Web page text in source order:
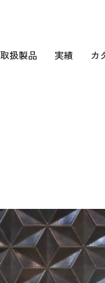
取扱製品 実績 カ